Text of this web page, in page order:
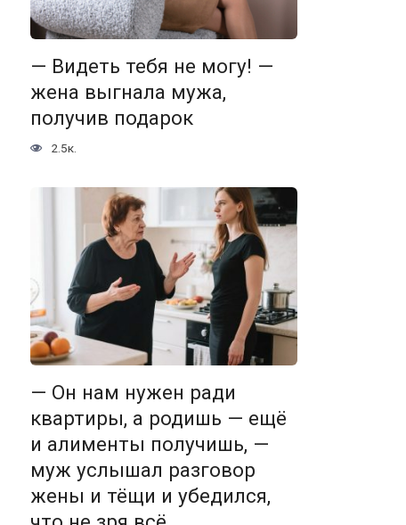
— Видеть тебя не могу! —
жена выгнала мужа,
получив подарок
2.5к.
— Он нам нужен ради
квартиры, а родишь — ещё
и алименты получишь, —
муж услышал разговор
жены и тёщи и убедился,